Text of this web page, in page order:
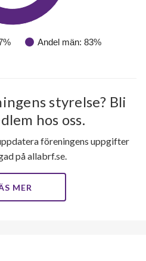
Andel män: 83%
styrelse? Bli
hos oss.
föreningens uppgifter
på allabrf.se.
MER